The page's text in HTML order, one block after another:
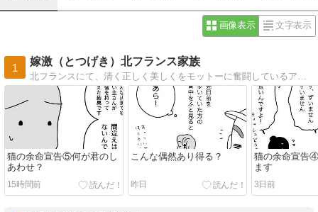
画像表示 文字表示
1
嫁激（とつげき）北フランス家族
猫の余命宣告⑤何が君のし
あわせ？
15時間前
こんな偶然あり得る？
昨日
猫の余命宣告
ます
3日前